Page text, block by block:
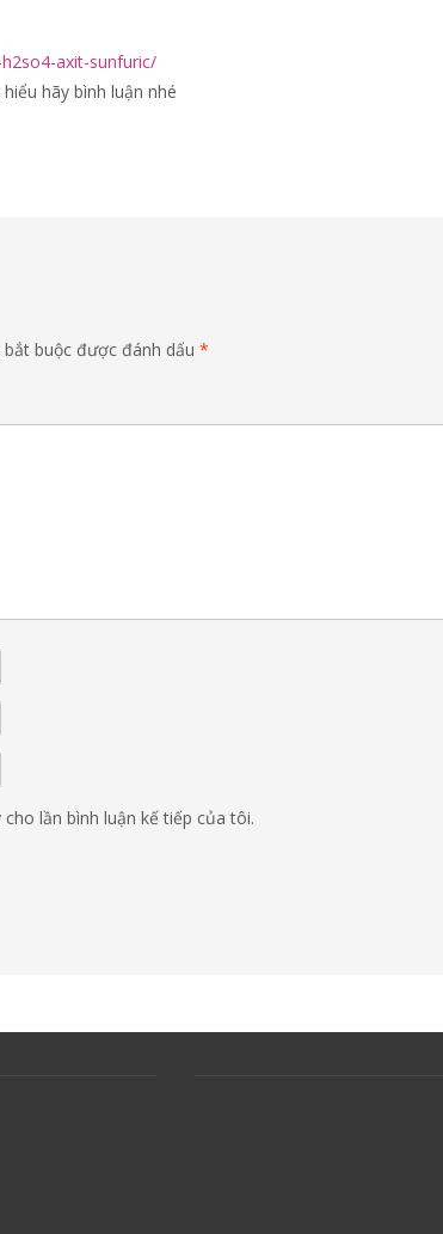
axit-sunfuric/
hãy bình luận nhé
bắt buộc được đánh dấu *
lần bình luận kế tiếp của tôi.